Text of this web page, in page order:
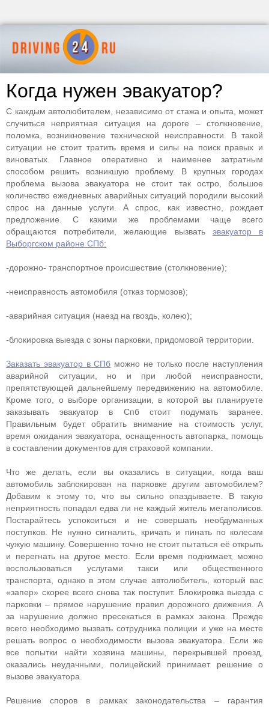
Когда нужен эвакуатор?
С каждым автолюбителем, независимо от стажа и опыта, может
случиться неприятная ситуация на дороге – столкновение,
поломка, возникновение технической неисправности. В такой
ситуации не стоит тратить время и силы на поиск правых и
виноватых. Главное оперативно и наименее затратным
способом решить возникшую проблему. В крупных городах
проблема вызова эвакуатора не стоит так остро, большое
количество ежедневных аварийных ситуаций породили высокий
спрос на данные услуги. А спрос, как известно, рождает
предложение. С какими же проблемами чаще всего
обращаются потребители, желающие вызвать эвакуатор в
Выборгском районе СПб:
-дорожно- транспортное происшествие (столкновение);
-неисправность автомобиля (отказ тормозов);
-аварийная ситуация (наезд на гвоздь, колею);
-блокировка выезда с зоны парковки, придомовой территории.
Заказать эвакуатор в СПб можно не только после наступления
аварийной ситуации, но и при любой неисправности,
препятствующей дальнейшему передвижению на автомобиле.
Кроме того, о выборе организации, в которой вы планируете
заказывать эвакуатор в Спб стоит подумать заранее.
Правильным будет обратить внимание на стоимость услуг,
время ожидания эвакуатора, оснащенность автопарка, помощь
в составлении документов для страховой компании.
Что же делать, если вы оказались в ситуации, когда ваш
автомобиль заблокирован на парковке другим автомобилем?
Добавим к этому то, что вы сильно опаздываете. В такую
неприятность попадал едва ли не каждый житель мегаполисов.
Постарайтесь успокоиться и не совершать необдуманных
поступков. Не нужно сигналить, кричать и пинать по колесам
чужую машину. Совершенно точно не стоит пытаться её открыть
и перегнать на другое место. Если время поджимает, можно
воспользоваться услугами такси или общественного
транспорта, однако в этом случае автолюбитель, который вас
«запер» скорее всего снова так поступит. Блокировка выезда с
парковки – прямое нарушение правил дорожного движения. А
за нарушение должно пресекаться в рамках закона. Прежде
всего необходимо вызвать сотрудника полиции и уже на месте
решать вопрос о необходимости вызова эвакуатора. Если же
все попытки найти хозяина машины, перекрывшей проезд,
оказались неудачными, полицейский принимает решение о
вызове эвакуатора.
Решение споров в рамках законодательства – гарантия